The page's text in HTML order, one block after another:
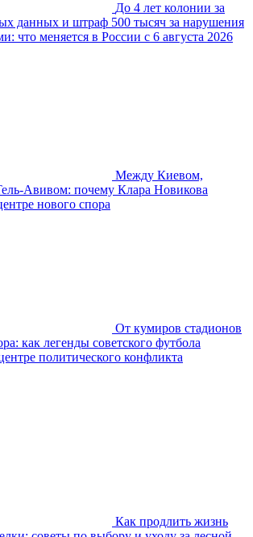
До 4 лет колонии за
данных и штраф 500 тысяч за нарушения
что меняется в России с 6 августа 2026
Между Киевом,
Авивом: почему Клара Новикова
нового спора
От кумиров стадионов
как легенды советского футбола
политического конфликта
Как продлить жизнь